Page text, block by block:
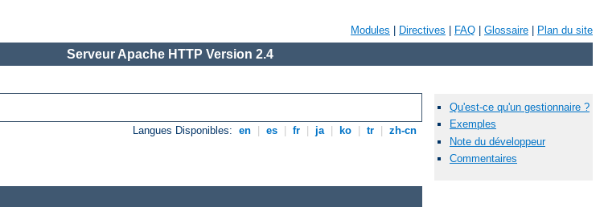
Modules Directives FAQ Glossaire Plan du site
Serveur Apache HTTP Version 2.4
Langues Disponibles: en es fr ja ko tr zh-cn
Qu'est-ce qu'un gestionnaire ?
Exemples
Note du développeur
Commentaires